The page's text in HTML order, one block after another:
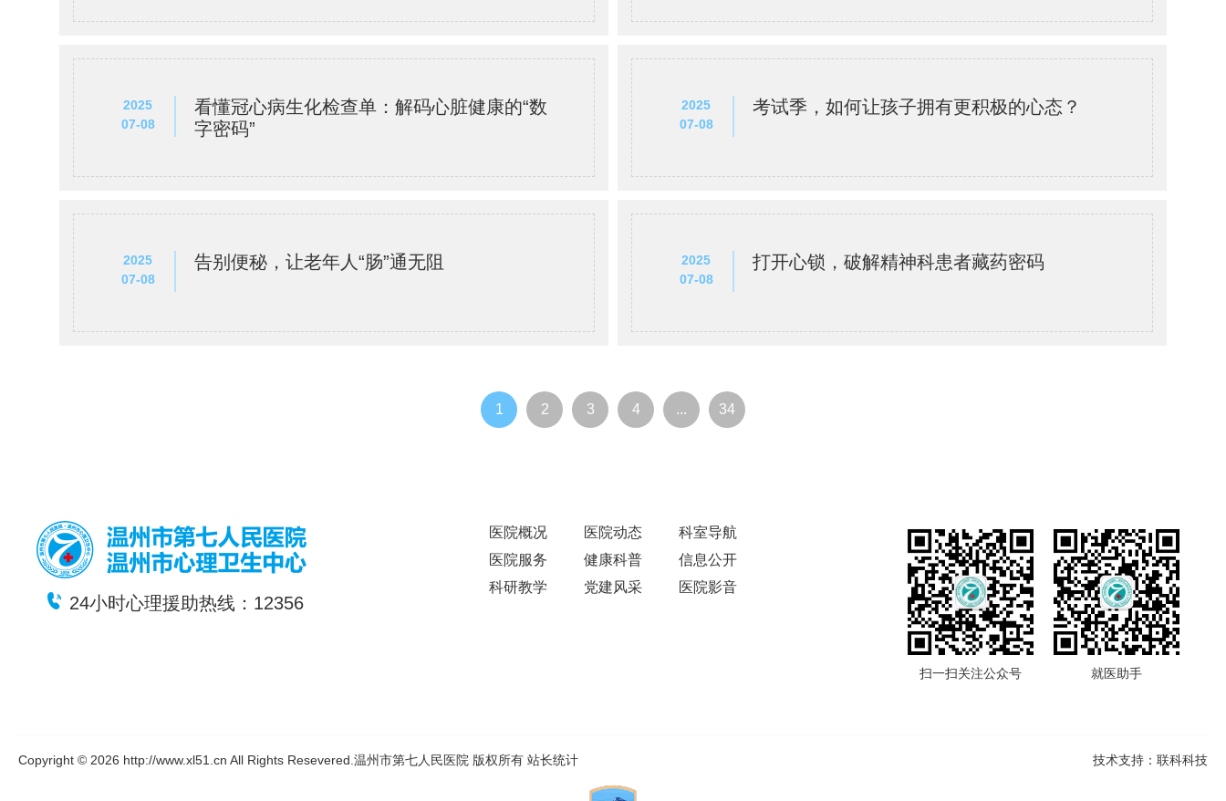
2025
07-08
看懂冠心病生化检查单：解码心脏健康的“数
字密码”
2025
07-08
考试季，如何让孩子拥有更积极的心态？
2025
07-08
告别便秘，让老年人“肠”通无阻
2025
07-08
打开心锁，破解精神科患者藏药密码
1 2 3 4 ... 34
24小时心理援助热线：12356
医院概况 医院动态
科室导航
医院服务
健康科普
信息公开
科研教学
党建风采 医院影音
扫一扫关注公众号 就医助手
Copyright © 2026 http://www.xl51.cn All Rights Resevered.温州市第七人民医院 版权所有 站长统计 技术支持：联科科技